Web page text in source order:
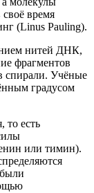
время
(Linus Pauling).
нитей ДНК,
фрагментов
спирали. Учёные
градусом
то есть
или тимин).